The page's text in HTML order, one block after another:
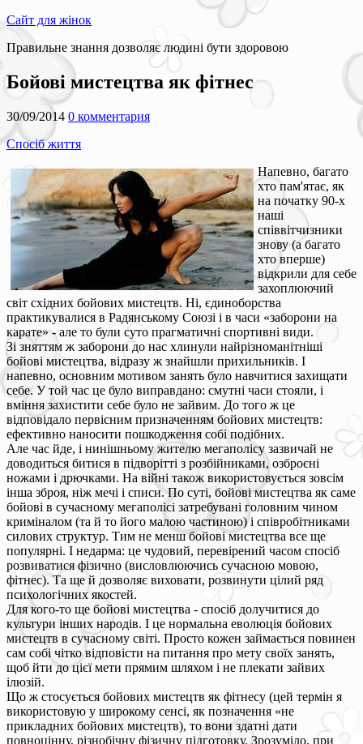
Сайт для жінок
Правильне знання дозволяє людині бути здоровою
Бойові мистецтва як фітнес
30/09/2014 0 комментария
Спосіб життя
Напевно, багато
хто пам'ятає, як
на початку 90-х
наші
співвітчизники
знову (а багато
хто вперше)
відкрили для себе
захоплюючий
світ східних бойових мистецтв. Ні, єдиноборства
практикувалися в Радянському Союзі і в часи «заборони на
карате» - але то були суто прагматичні спортивні види.
Зі зняттям ж заборони до нас хлинули найрізноманітніші
бойові мистецтва, відразу ж знайшли прихильників. І
напевно, основним мотивом занять було навчитися захищати
себе. У той час це було виправдано: смутні часи стояли, і
вміння захистити себе було не зайвим. До того ж це
відповідало первісним призначенням бойових мистецтв:
ефективно наносити пошкодження собі подібних.
Але час йде, і нинішньому жителю мегаполісу зазвичай не
доводиться битися в підворітті з розбійниками, озброєні
ножами і дрючками. На війні також використовується зовсім
інша зброя, ніж мечі і списи. По суті, бойові мистецтва як саме
бойові в сучасному мегаполісі затребувані головним чином
криміналом (та й то його малою частиною) і співробітниками
силових структур. Тим не менш бойові мистецтва все ще
популярні. І недарма: це чудовий, перевірений часом спосіб
розвиватися фізично (висловлюючись сучасною мовою,
фітнес). Та ще й дозволяє виховати, розвинути цілий ряд
психологічних якостей.
Для кого-то ще бойові мистецтва - спосіб долучитися до
культури інших народів. І це нормальна еволюція бойових
мистецтв в сучасному світі. Просто кожен займається повинен
сам собі чітко відповісти на питання про мету своїх занять,
щоб йти до цієї мети прямим шляхом і не плекати зайвих
ілюзій.
Що ж стосується бойових мистецтв як фітнесу (цей термін я
використовую у широкому сенсі, як позначення «не
прикладних бойових мистецтв), то вони здатні дати
повноцінну, різнобічну фізичну підготовку. Зрозуміло, при